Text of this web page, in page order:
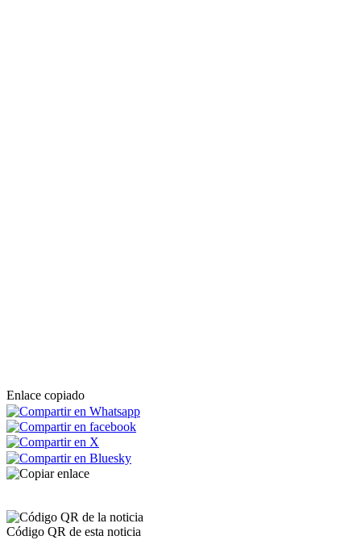
Enlace copiado
Código QR de esta noticia